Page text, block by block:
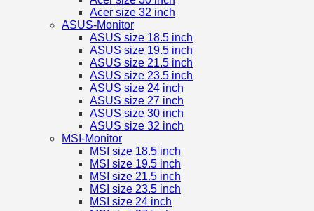
Acer size 32 inch
ASUS-Monitor
ASUS size 18.5 inch
ASUS size 19.5 inch
ASUS size 21.5 inch
ASUS size 23.5 inch
ASUS size 24 inch
ASUS size 27 inch
ASUS size 30 inch
ASUS size 32 inch
MSI-Monitor
MSI size 18.5 inch
MSI size 19.5 inch
MSI size 21.5 inch
MSI size 23.5 inch
MSI size 24 inch